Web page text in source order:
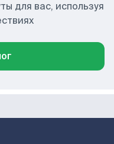
для вас, используя